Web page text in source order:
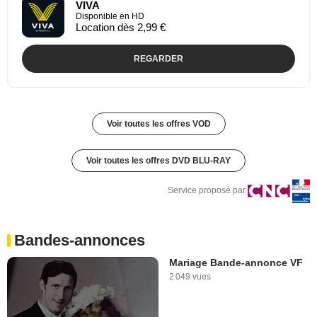
VIVA
Disponible en HD
Location dès 2,99 €
REGARDER
Voir toutes les offres VOD
Voir toutes les offres DVD BLU-RAY
Service proposé par
Bandes-annonces
Mariage Bande-annonce VF
2 049 vues